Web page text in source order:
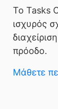
Το Tasks
ισχυρός
πρόοδο.
Μάθετε